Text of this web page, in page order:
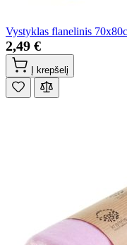
Vystyklas flanelinis
2,49 €
Į krepšelį